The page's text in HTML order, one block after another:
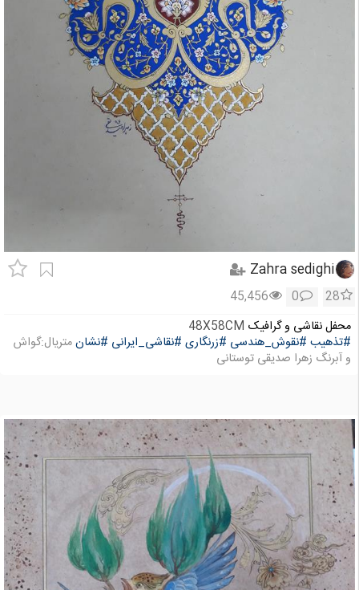
Zahra sedighi
28
0
45,456
محفل نقاشی و گرافیک 48X58CM
#تذهیب #نقوش_هندسی #زرنگاری #نقاشی_ایرانی #نشانمتریال:گواش
و آبرنگ زهرا صدیقی توستانی